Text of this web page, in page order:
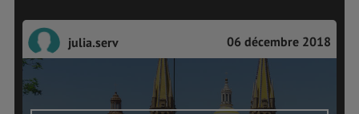
julia.serv 06 décembre 2018